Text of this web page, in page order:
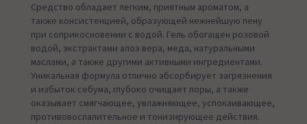
Средство обладает легким, приятным ароматом, а
также консистенцией, образующей нежнейшую пену
при соприкосновении с водой. Гель обогащен розовой
водой, экстрактами алоэ вера, меда, натуральными
маслами, а также другими активными ингредиентами.
Уникальная формула отлично абсорбирует загрязнения
и избыток себума, глубоко очищает поры, а также
оказывает смягчающее, увлажняющее, успокаивающее,
противовоспалительное и тонизирующее действия.